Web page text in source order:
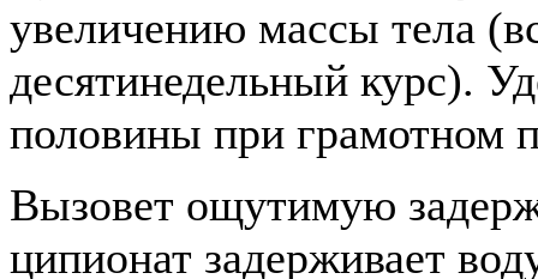
увеличению массы тела
десятинедельный курс).
половины при грамотном
Вызовет ощутимую
ципионат задерживает